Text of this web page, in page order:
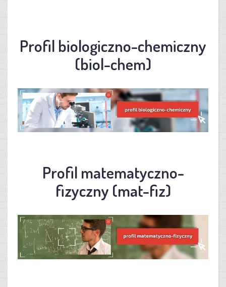
Profil biologiczno-chemiczny
(biol-chem)
Profil matematyczno-
fizyczny (mat-fiz)